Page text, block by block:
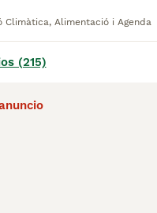
Climàtica, Alimentació i Agenda
(215)